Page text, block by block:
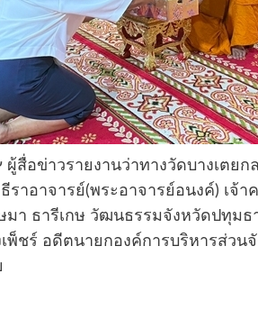
สื่อข่าวรายงานว่าทางวัดบางเตย
าอาจารย์(พระอาจารย์อนงค์) เจ้
มา ธารีเกษ วัฒนธรรมจังหวัดปทุมธ
พ็ชร์ อดีตนายกองค์การบริหารส่ว